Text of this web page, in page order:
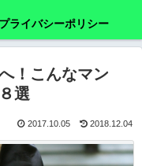
プライバシーポリシー
！こんなマン
選
2017.10.05 2018.12.04